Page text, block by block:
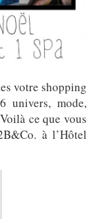
votre shopping
univers, mode,
ce que vous
à l’Hôtel